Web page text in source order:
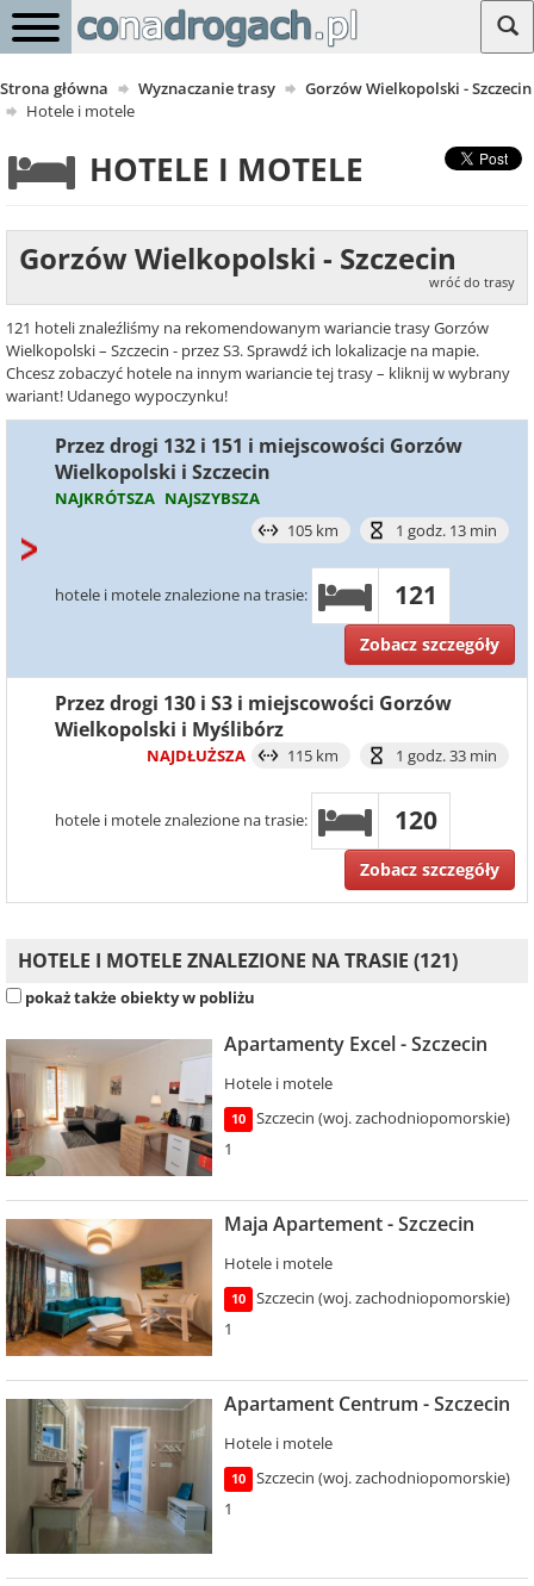
Strona główna Wyznaczanie trasy
Gorzów Wielkopolski - Szczecin
Hotele i motele
HOTELE I MOTELE
Gorzów Wielkopolski - Szczecin
wróć do trasy
121 hoteli znaleźliśmy na rekomendowanym wariancie trasy Gorzów
Wielkopolski – Szczecin - przez S3. Sprawdź ich lokalizacje na mapie.
Chcesz zobaczyć hotele na innym wariancie tej trasy – kliknij w wybrany
wariant! Udanego wypoczynku!
Przez drogi 132 i 151 i miejscowości Gorzów
Wielkopolski i Szczecin
NAJKRÓTSZA NAJSZYBSZA
105 km
1 godz. 13 min
hotele i motele znalezione na trasie: 121
Zobacz szczegóły
Przez drogi 130 i S3 i miejscowości Gorzów
Wielkopolski i Myślibórz
NAJDŁUŻSZA 115 km 1 godz. 33 min
hotele i motele znalezione na trasie: 120
Zobacz szczegóły
HOTELE I MOTELE ZNALEZIONE NA TRASIE (121)
pokaż także obiekty w pobliżu
Apartamenty Excel - Szczecin
Hotele i motele
10
Szczecin (woj. zachodniopomorskie)
1
Maja Apartement - Szczecin
Hotele i motele
10
Szczecin (woj. zachodniopomorskie)
1
Apartament Centrum - Szczecin
Hotele i motele
10
Szczecin (woj. zachodniopomorskie)
1